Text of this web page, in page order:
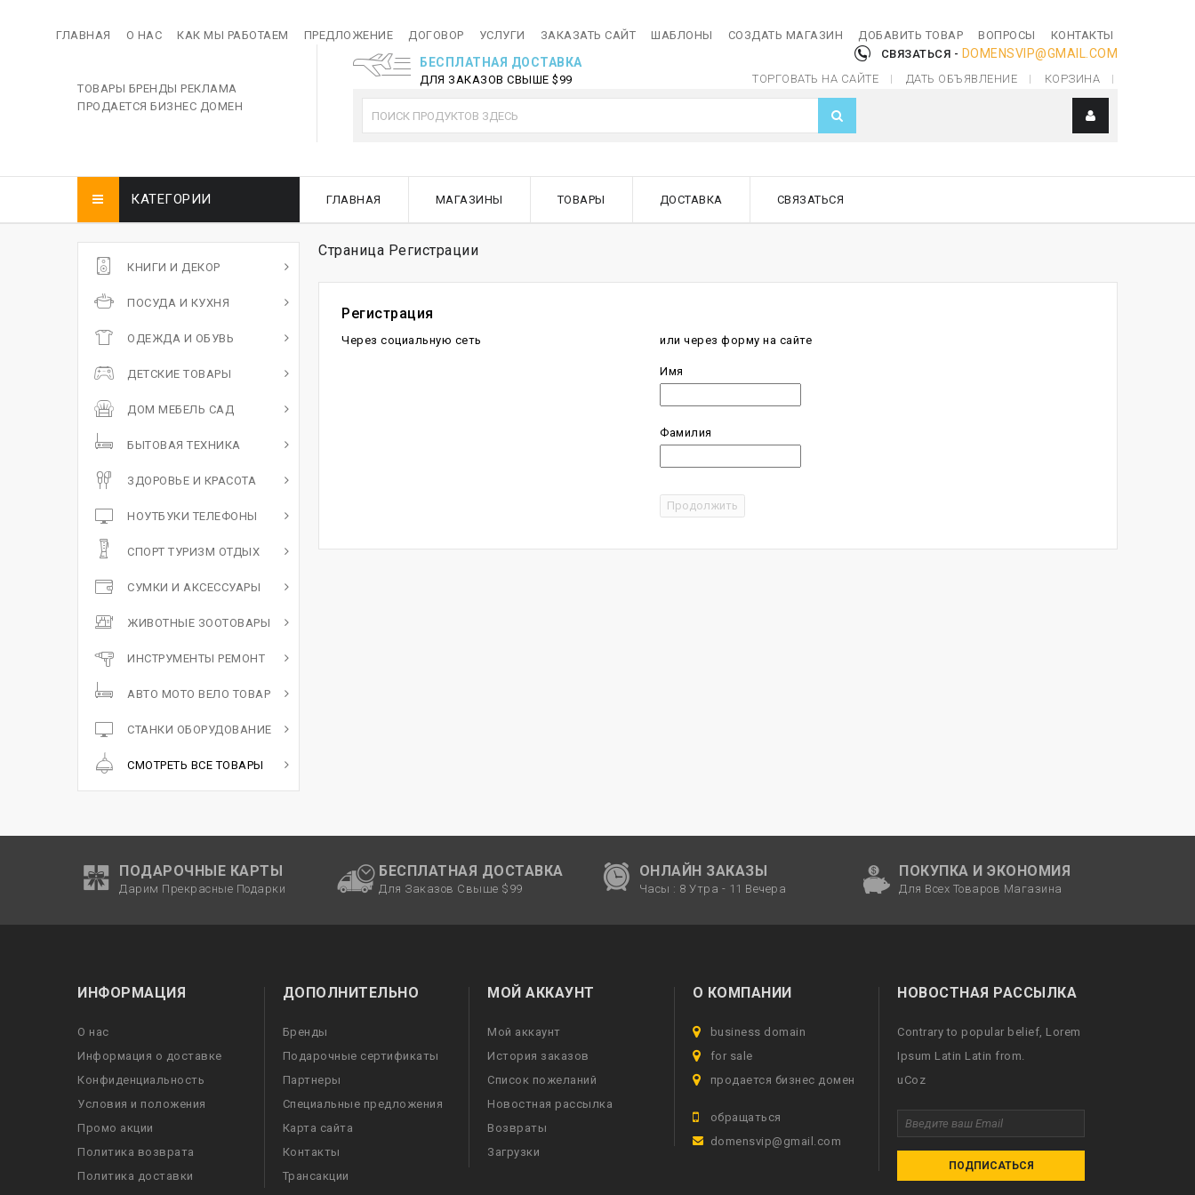
ГЛАВНАЯ О НАС КАК МЫ РАБОТАЕМ ПРЕДЛОЖЕНИЕ ДОГОВОР УСЛУГИ ЗАКАЗАТЬ САЙТ ШАБЛОНЫ СОЗДАТЬ МАГАЗИН ДОБАВИТЬ ТОВАР ВОПРОСЫ КОНТАКТЫ
ТОВАРЫ БРЕНДЫ РЕКЛАМА
ПРОДАЕТСЯ БИЗНЕС ДОМЕН
БЕСПЛАТНАЯ ДОСТАВКА
ДЛЯ ЗАКАЗОВ СВЫШЕ $99
СВЯЗАТЬСЯ - DOMENSVIP@GMAIL.COM
ТОРГОВАТЬ НА САЙТЕ ДАТЬ ОБЪЯВЛЕНИЕ КОРЗИНА
КАТЕГОРИИ ГЛАВНАЯ МАГАЗИНЫ ТОВАРЫ ДОСТАВКА СВЯЗАТЬСЯ
КНИГИ И ДЕКОР
ПОСУДА И КУХНЯ
ОДЕЖДА И ОБУВЬ
ДЕТСКИЕ ТОВАРЫ
ДОМ МЕБЕЛЬ САД
БЫТОВАЯ ТЕХНИКА
ЗДОРОВЬЕ И КРАСОТА
НОУТБУКИ ТЕЛЕФОНЫ
СПОРТ ТУРИЗМ ОТДЫХ
СУМКИ И АКСЕССУАРЫ
ЖИВОТНЫЕ ЗООТОВАРЫ
ИНСТРУМЕНТЫ РЕМОНТ
АВТО МОТО ВЕЛО ТОВАР
СТАНКИ ОБОРУДОВАНИЕ
СМОТРЕТЬ ВСЕ ТОВАРЫ
Страница Регистрации
Регистрация
Через социальную сеть или через форму на сайте
Имя
Фамилия
ПОДАРОЧНЫЕ КАРТЫ
Дарим Прекрасные Подарки
БЕСПЛАТНАЯ ДОСТАВКА
Для Заказов Свыше $99
ОНЛАЙН ЗАКАЗЫ
Часы : 8 Утра - 11 Вечера
ПОКУПКА И ЭКОНОМИЯ
Для Всех Товаров Магазина
ИНФОРМАЦИЯ
О нас
Информация о доставке
Конфиденциальность
Условия и положения
Промо акции
Политика возврата
Политика доставки
ДОПОЛНИТЕЛЬНО
Бренды
Подарочные сертификаты
Партнеры
Специальные предложения
Карта сайта
Контакты
Трансакции
МОЙ АККАУНТ
Мой аккаунт
История заказов
Список пожеланий
Новостная рассылка
Возвраты
Загрузки
О КОМПАНИИ
business domain
for sale
продается бизнес домен
обращаться
domensvip@gmail.com
НОВОСТНАЯ РАССЫЛКА
Contrary to popular belief, Lorem
Ipsum Latin Latin from.
uCoz
ПОДПИСАТЬСЯ